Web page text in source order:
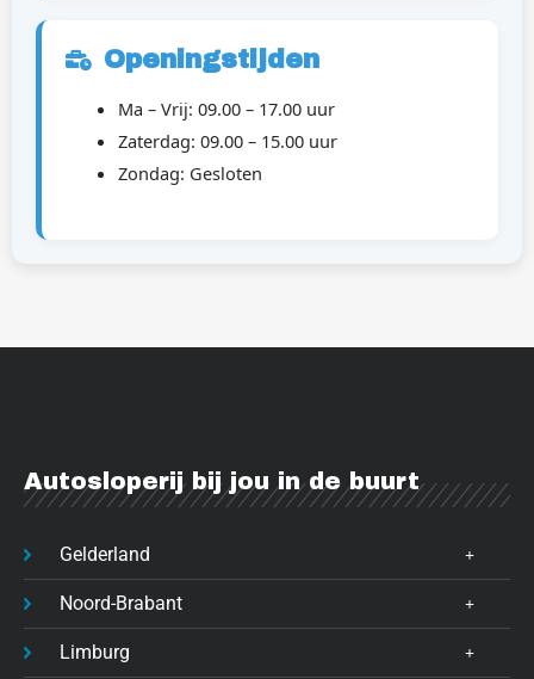
Openingstijden
Ma – Vrij: 09.00 – 17.00 uur
Zaterdag: 09.00 – 15.00 uur
Zondag: Gesloten
Autosloperij bij jou in de buurt
Gelderland
Noord-Brabant
Limburg